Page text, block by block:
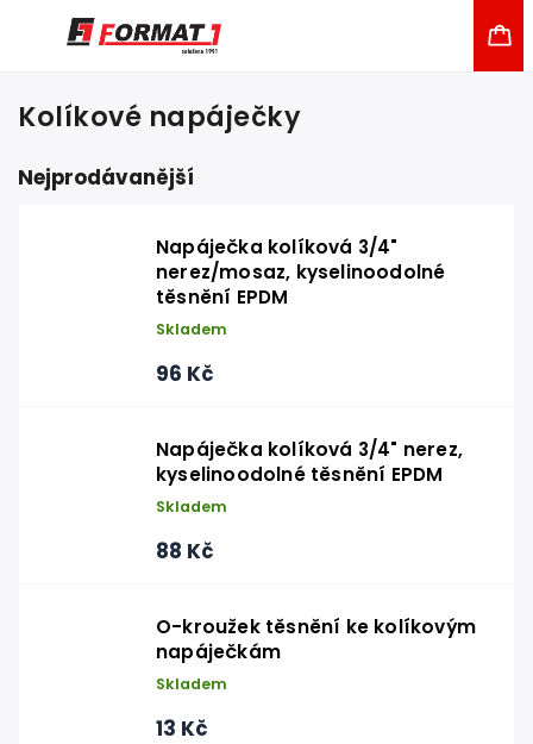
Kolíkové napáječky
Nejprodávanější
Napáječka kolíková 3/4"
nerez/mosaz, kyselinoodolné
těsnění EPDM
Skladem
96 Kč
Napáječka kolíková 3/4" nerez,
kyselinoodolné těsnění EPDM
Skladem
88 Kč
O-kroužek těsnění ke kolíkovým
napáječkám
Skladem
13 Kč